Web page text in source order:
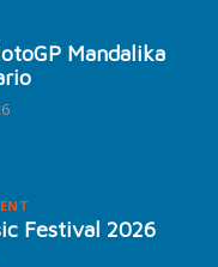
Mandalika
Festival 2026